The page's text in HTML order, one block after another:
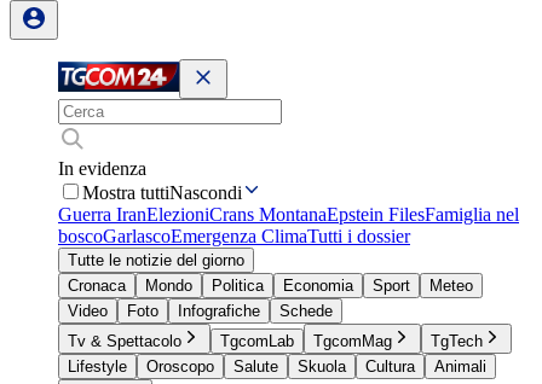
In evidenza
Mostra tuttiNascondi
Guerra IranElezioniCrans MontanaEpstein FilesFamiglia nel
boscoGarlascoEmergenza ClimaTutti i dossier
Tutte le notizie del giorno
Cronaca
Mondo Politica Economia Sport
Meteo
Video
Foto Infografiche
Schede
Tv & Spettacolo
TgcomLab TgcomMag
TgTech
Lifestyle
Oroscopo Salute Skuola Cultura
Animali